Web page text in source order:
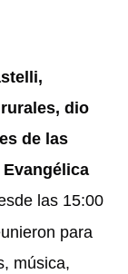
dio
de las
las 15:00
para
música,